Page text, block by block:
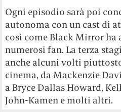
Ogni episodio sarà poi
autonoma con un cast di
così come Black Mirror
numerosi fan. La terza
anche alcuni volti
cinema, da Mackenzie
a Bryce Dallas Howard,
John-Kamen e molti altri.